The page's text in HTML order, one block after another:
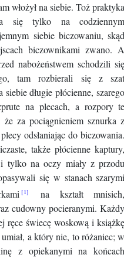
włożył na siebie. Toż
się tylko na
siebie biczowaniu,
biczownikami zwano.
nabożeństwem schodzili
tam rozbierali się z
długie płócienne,
na plecach, a rozpory
za pociągnieniem sznurka
odsłaniając do
także płócienne
i tylko na oczy miały z
się w stanach
na kształt
cudowny pocieranymi.
ręce świecę woskową i
a który nie, to różaniec;
z opiekanymi na